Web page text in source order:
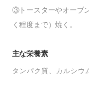
③トースターやオーブ
く程度まで）焼く。
主な栄養素
タンパク質 カルシウ